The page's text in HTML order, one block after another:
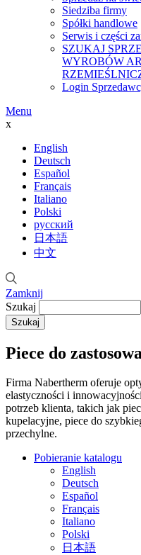
Siedziba firmy
Spółki handlowe
Serwis i części
SZUKAJ
WYROBÓW
Login
Menu
x
English
Deutsch
Español
Français
Italiano
Polski
русский
日本語
中文
Zamknij
Szukaj
Piece do
Firma Nabertherm oferuje
elastyczności i
potrzeb klienta, takich jak
kupelacyjne, piece do
przechylne.
Pobieranie katalogu
English
Deutsch
Español
Français
Italiano
Polski
日本語